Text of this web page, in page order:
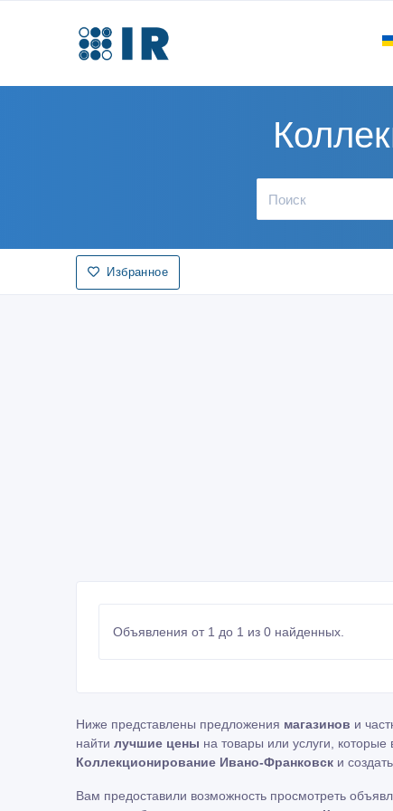
Избранное
Объявления от 1 до 1 из 0 найденных.
Ниже представлены предложения магазинов и
найти лучшие цены на товары или услуги,
Коллекционирование Ивано-Франковск и
Вам предоставили возможность просмотреть